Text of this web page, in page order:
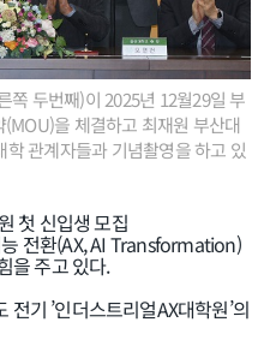
쪽 두번째)이 2025년 12월29일 부
을 체결하고 최재원 부산대
관계자들과 기념촬영을 하고 있
첫 신입생 모집
전환(AX, AI Transformation)
을 주고 있다.
기 ’인더스트리얼AX대학원’의